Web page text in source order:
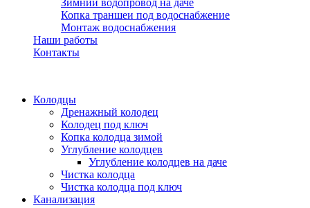
Зимний водопровод на даче
Копка траншеи под водоснабжение
Монтаж водоснабжения
Наши работы
Контакты
Колодцы
Дренажный колодец
Колодец под ключ
Копка колодца зимой
Углубление колодцев
Углубление колодцев на даче
Чистка колодца
Чистка колодца под ключ
Канализация